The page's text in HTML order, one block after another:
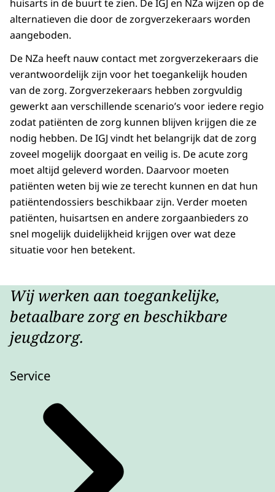
huisarts in de buurt te zien. De IGJ en NZa wijzen op de
alternatieven die door de zorgverzekeraars worden
aangeboden.
De NZa heeft nauw contact met zorgverzekeraars die
verantwoordelijk zijn voor het toegankelijk houden
van de zorg. Zorgverzekeraars hebben zorgvuldig
gewerkt aan verschillende scenario’s voor iedere regio
zodat patiënten de zorg kunnen blijven krijgen die ze
nodig hebben. De IGJ vindt het belangrijk dat de zorg
zoveel mogelijk doorgaat en veilig is. De acute zorg
moet altijd geleverd worden. Daarvoor moeten
patiënten weten bij wie ze terecht kunnen en dat hun
patiëntendossiers beschikbaar zijn. Verder moeten
patiënten, huisartsen en andere zorgaanbieders zo
snel mogelijk duidelijkheid krijgen over wat deze
situatie voor hen betekent.
Wij werken aan toegankelijke,
betaalbare zorg en beschikbare
jeugdzorg.
Service